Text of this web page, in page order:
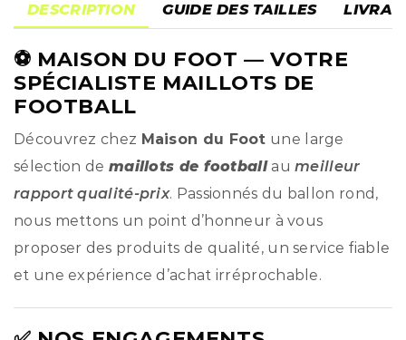
DESCRIPTION GUIDE DES TAILLES
⚽ MAISON DU FOOT — VOTRE
SPÉCIALISTE MAILLOTS DE
FOOTBALL
Découvrez chez Maison du Foot une large
sélection de maillots de footballaumeilleur
rapport qualité-prix. Passionnés du ballon rond,
nous mettons un point d’honneur à vous
proposer des produits de qualité, un service fiable
et une expérience d’achat irréprochable.